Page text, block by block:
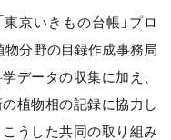
京いきもの台帳」プロ
分野の目録作成事務局
データの収集に加え、
植物相の記録に協力し
うした共同の取り組み